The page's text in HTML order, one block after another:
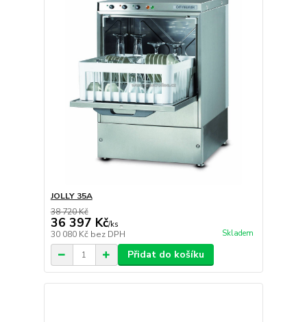
JOLLY 35A
38 720 Kč
36 397 Kč/ks
30 080 Kč bez DPH Skladem
Přidat do košíku